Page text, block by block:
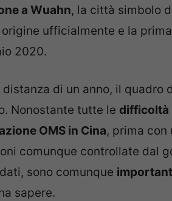
a Wuahn, la città simbolo
ufficialmente e la
2020.
distanza di un anno, il
Nonostante tutte le difficoltà
OMS in Cina, prima con
comunque controllate dal
sono comunque
sapere.